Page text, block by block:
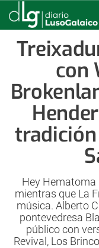
con
Hey Hematoma
mientras que La
música. Alberto
pontevedresa
público con
Revival, Los